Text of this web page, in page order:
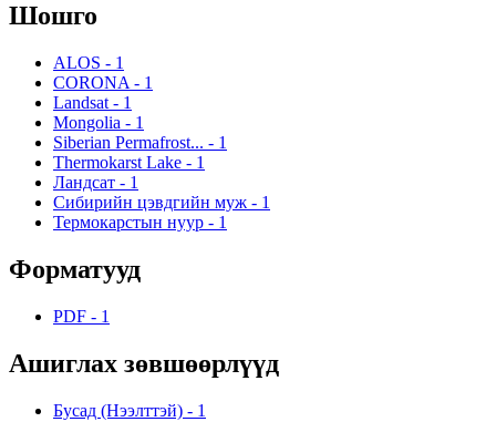
Шошго
ALOS - 1
CORONA - 1
Landsat - 1
Mongolia - 1
Siberian Permafrost... - 1
Thermokarst Lake - 1
Ландсат - 1
Сибирийн цэвдгийн муж - 1
Термокарстын нуур - 1
Форматууд
PDF - 1
Ашиглах зөвшөөрлүүд
Бусад (Нээлттэй) - 1